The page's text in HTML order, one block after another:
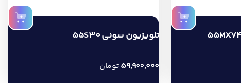
بگیرید
تلویزیون پاناسونیک 55MX740
36,900,000 تومان